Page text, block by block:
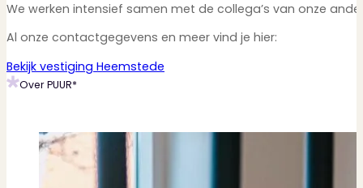
We werken intensief samen met de collega’s van onze
Al onze contactgegevens en meer vind je hier:
Bekijk vestiging Heemstede
Over PUUR*